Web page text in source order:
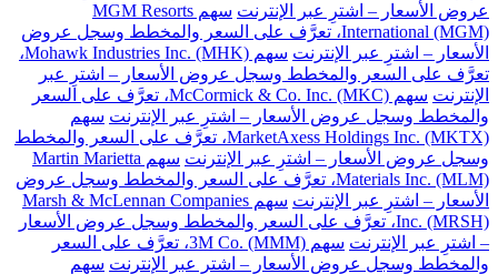
عروض الأسعار – اشترِ عبر الإنترنت
سهم MGM Resorts
International (MGM)، تعرَّف على السعر والمخطط وسجل عروض
الأسعار – اشترِ عبر الإنترنت
سهم Mohawk Industries Inc. (MHK)،
تعرَّف على السعر والمخطط وسجل عروض الأسعار – اشترِ عبر
الإنترنت
سهم McCormick & Co. Inc. (MKC)، تعرَّف على السعر
والمخطط وسجل عروض الأسعار – اشترِ عبر الإنترنت سهم
MarketAxess Holdings Inc. (MKTX)، تعرَّف على السعر والمخطط
وسجل عروض الأسعار – اشترِ عبر الإنترنت
سهم Martin Marietta
Materials Inc. (MLM)، تعرَّف على السعر والمخطط وسجل عروض
الأسعار – اشترِ عبر الإنترنت
سهم Marsh & McLennan Companies
Inc. (MRSH)، تعرَّف على السعر والمخطط وسجل عروض الأسعار
– اشترِ عبر الإنترنت
سهم 3M Co. (MMM)، تعرَّف على السعر
والمخطط وسجل عروض الأسعار – اشترِ عبر الإنترنت سهم